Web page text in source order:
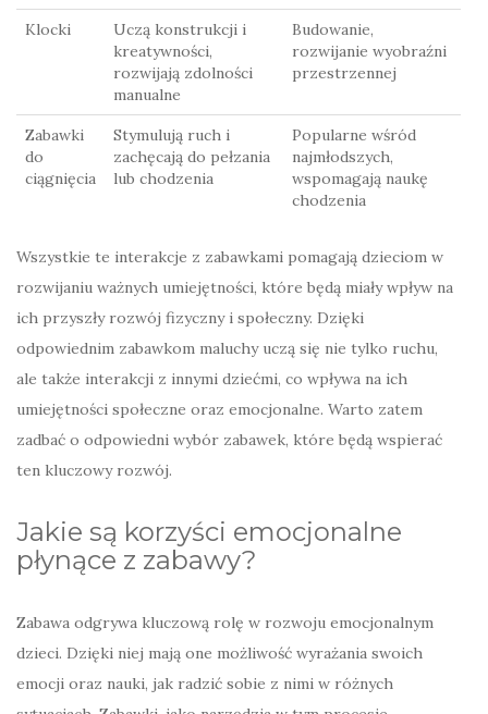
Klocki
Uczą konstrukcji i
kreatywności,
rozwijają zdolności
manualne
Budowanie,
rozwijanie wyobraźni
przestrzennej
Zabawki
do
ciągnięcia
Stymulują ruch i
zachęcają do pełzania
lub chodzenia
Popularne wśród
najmłodszych,
wspomagają naukę
chodzenia
Wszystkie te interakcje z zabawkami pomagają dzieciom w
rozwijaniu ważnych umiejętności, które będą miały wpływ na
ich przyszły rozwój fizyczny i społeczny. Dzięki
odpowiednim zabawkom maluchy uczą się nie tylko ruchu,
ale także interakcji z innymi dziećmi, co wpływa na ich
umiejętności społeczne oraz emocjonalne. Warto zatem
zadbać o odpowiedni wybór zabawek, które będą wspierać
ten kluczowy rozwój.
Jakie są korzyści emocjonalne
płynące z zabawy?
Zabawa odgrywa kluczową rolę w rozwoju emocjonalnym
dzieci. Dzięki niej mają one możliwość wyrażania swoich
emocji oraz nauki, jak radzić sobie z nimi w różnych